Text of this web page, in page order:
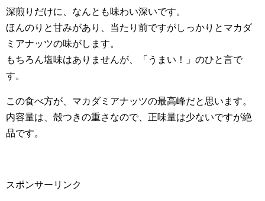
深煎りだけに、なんとも味わい深いです。
ほんのりと甘みがあり、当たり前ですがしっかりとマカダ
ミアナッツの味がします。
もちろん塩味はありませんが、「うまい！」のひと言で
す。
この食べ方が、マカダミアナッツの最高峰だと思います。
内容量は、殻つきの重さなので、正味量は少ないですが絶
品です。
スポンサーリンク